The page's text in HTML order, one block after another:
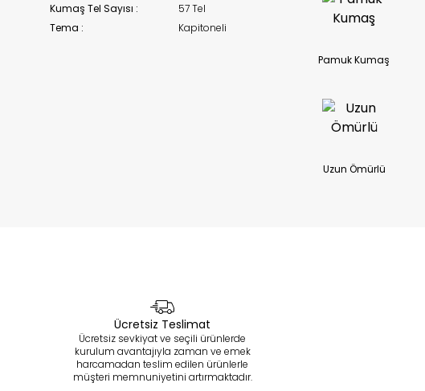
Kumaş Tel Sayısı :
57 Tel
Tema :
Kapitoneli
Pamuk Kumaş
Uzun Ömürlü
Ücretsiz Teslimat
Ücretsiz sevkiyat ve seçili ürünlerde
kurulum avantajıyla zaman ve emek
harcamadan teslim edilen ürünlerle
müşteri memnuniyetini artırmaktadır.